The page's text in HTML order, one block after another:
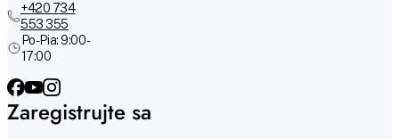
+420 734
553 355
Po-Pia: 9:00 -
17:00
Zaregistrujte sa